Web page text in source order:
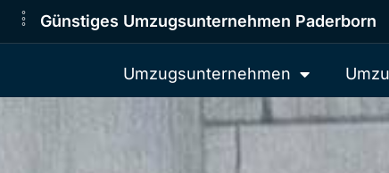
Günstiges Umzugsunternehmen Paderborn
Umzugsunternehmen